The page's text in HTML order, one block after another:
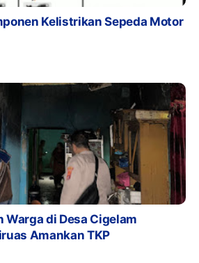
Kelistrikan Sepeda Motor
Warga di Desa Cigelam
Amankan TKP